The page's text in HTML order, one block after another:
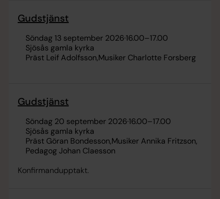
Gudstjänst
söndag 13 september 2026·16.00–17.00
Sjösås gamla kyrka
Präst Leif Adolfsson Musiker Charlotte Forsberg
Gudstjänst
söndag 20 september 2026·16.00–17.00
Sjösås gamla kyrka
Präst Göran Bondesson Musiker Annika Fritzson
Pedagog Johan Claesson
Konfirmandupptakt.